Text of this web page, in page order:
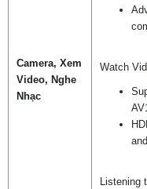
Camera, Xem
Video, Nghe
Nhạc
Watch
Listening